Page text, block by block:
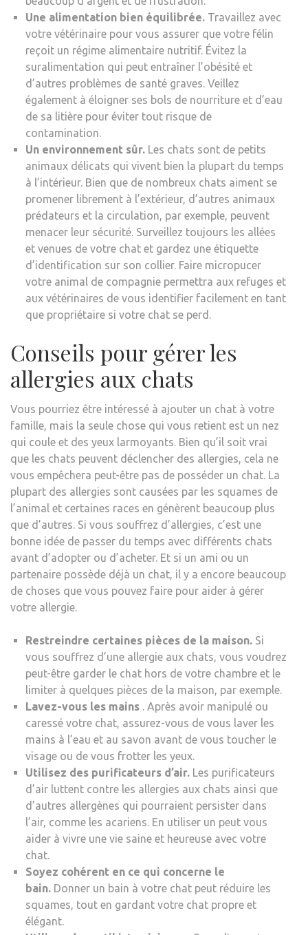
Une alimentation bien équilibrée. Travaillez avec
votre vétérinaire pour vous assurer que votre félin
reçoit un régime alimentaire nutritif. Évitez la
suralimentation qui peut entraîner l’obésité et
d’autres problèmes de santé graves. Veillez
également à éloigner ses bols de nourriture et d’eau
de sa litière pour éviter tout risque de
contamination.
Un environnement sûr. Les chats sont de petits
animaux délicats qui vivent bien la plupart du temps
à l’intérieur. Bien que de nombreux chats aiment se
promener librement à l’extérieur, d’autres animaux
prédateurs et la circulation, par exemple, peuvent
menacer leur sécurité. Surveillez toujours les allées
et venues de votre chat et gardez une étiquette
d’identification sur son collier. Faire micropucer
votre animal de compagnie permettra aux refuges et
aux vétérinaires de vous identifier facilement en tant
que propriétaire si votre chat se perd.
Conseils pour gérer les
allergies aux chats
Vous pourriez être intéressé à ajouter un chat à votre
famille, mais la seule chose qui vous retient est un nez
qui coule et des yeux larmoyants. Bien qu’il soit vrai
que les chats peuvent déclencher des allergies, cela ne
vous empêchera peut-être pas de posséder un chat. La
plupart des allergies sont causées par les squames de
l’animal et certaines races en génèrent beaucoup plus
que d’autres. Si vous souffrez d’allergies, c’est une
bonne idée de passer du temps avec différents chats
avant d’adopter ou d’acheter. Et si un ami ou un
partenaire possède déjà un chat, il y a encore beaucoup
de choses que vous pouvez faire pour aider à gérer
votre allergie.
Restreindre certaines pièces de la maison. Si
vous souffrez d’une allergie aux chats, vous voudrez
peut-être garder le chat hors de votre chambre et le
limiter à quelques pièces de la maison, par exemple.
Lavez-vous les mains . Après avoir manipulé ou
caressé votre chat, assurez-vous de vous laver les
mains à l’eau et au savon avant de vous toucher le
visage ou de vous frotter les yeux.
Utilisez des purificateurs d’air. Les purificateurs
d’air luttent contre les allergies aux chats ainsi que
d’autres allergènes qui pourraient persister dans
l’air, comme les acariens. En utiliser un peut vous
aider à vivre une vie saine et heureuse avec votre
chat.
Soyez cohérent en ce qui concerne le
bain. Donner un bain à votre chat peut réduire les
squames, tout en gardant votre chat propre et
élégant.